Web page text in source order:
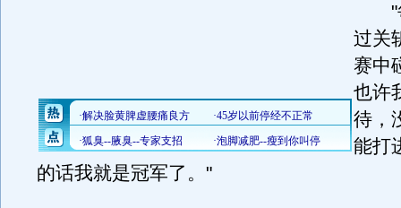
"每
过关
赛中
也许
待，
能打
的话我就是冠军了。"